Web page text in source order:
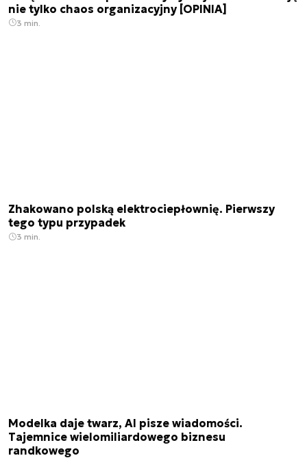
nie tylko chaos organizacyjny [OPINIA]
3 min.
Zhakowano polską elektrociepłownię. Pierwszy
tego typu przypadek
3 min.
Modelka daje twarz, AI pisze wiadomości.
Tajemnice wielomiliardowego biznesu
randkowego